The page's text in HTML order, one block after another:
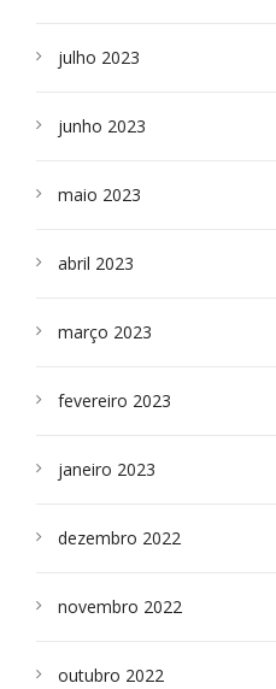
julho 2023
junho 2023
maio 2023
abril 2023
março 2023
fevereiro 2023
janeiro 2023
dezembro 2022
novembro 2022
outubro 2022